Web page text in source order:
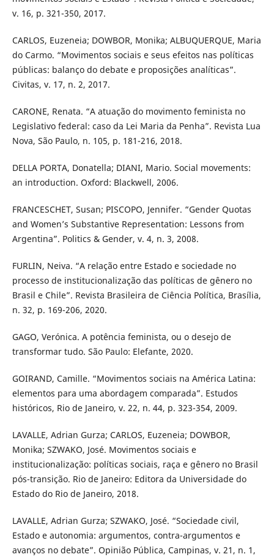
v. 16, p. 321-350, 2017.
CARLOS, Euzeneia; DOWBOR, Monika; ALBUQUERQUE, Maria
do Carmo. “Movimentos sociais e seus efeitos nas políticas
públicas: balanço do debate e proposições analíticas”.
Civitas, v. 17, n. 2, 2017.
CARONE, Renata. “A atuação do movimento feminista no
Legislativo federal: caso da Lei Maria da Penha”. Revista Lua
Nova, São Paulo, n. 105, p. 181-216, 2018.
DELLA PORTA, Donatella; DIANI, Mario. Social movements:
an introduction. Oxford: Blackwell, 2006.
FRANCESCHET, Susan; PISCOPO, Jennifer. “Gender Quotas
and Women’s Substantive Representation: Lessons from
Argentina”. Politics & Gender, v. 4, n. 3, 2008.
FURLIN, Neiva. “A relação entre Estado e sociedade no
processo de institucionalização das políticas de gênero no
Brasil e Chile”. Revista Brasileira de Ciência Política, Brasília,
n. 32, p. 169-206, 2020.
GAGO, Verónica. A potência feminista, ou o desejo de
transformar tudo. São Paulo: Elefante, 2020.
GOIRAND, Camille. “Movimentos sociais na América Latina:
elementos para uma abordagem comparada”. Estudos
históricos, Rio de Janeiro, v. 22, n. 44, p. 323-354, 2009.
LAVALLE, Adrian Gurza; CARLOS, Euzeneia; DOWBOR,
Monika; SZWAKO, José. Movimentos sociais e
institucionalização: políticas sociais, raça e gênero no Brasil
pós-transição. Rio de Janeiro: Editora da Universidade do
Estado do Rio de Janeiro, 2018.
LAVALLE, Adrian Gurza; SZWAKO, José. “Sociedade civil,
Estado e autonomia: argumentos, contra-argumentos e
avanços no debate”. Opinião Pública, Campinas, v. 21, n. 1,